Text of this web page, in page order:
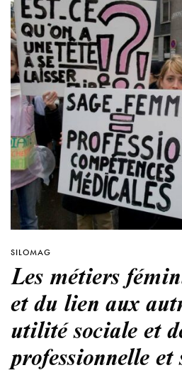
SILOMAG
Les métiers
et du lien aux
utilité sociale et
professionnelle